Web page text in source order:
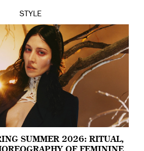
STYLE
SUMMER 2026: RITUAL,